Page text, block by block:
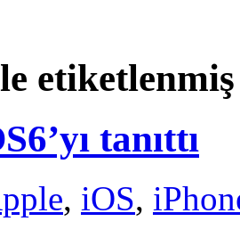
tanıttı
, iOS,